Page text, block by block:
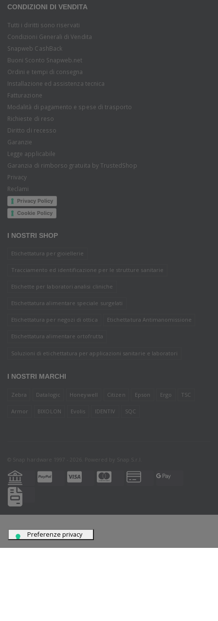
CONDIZIONI DI VENDITA
Tutti i diritti sono riservati
Condizioni Generali di Vendita
Snapweb CashBack
Buoni Sconto Snapweb.net
Ordini e tempi di consegna
Installazione ed assistenza tecnica
Fatturazione
Modalità di pagamento e spese di trasporto
Richieste di reso
Diritto di recesso
Garanzie
Legge applicabile
Garanzia di rimborso gratuita by TrustedShop
Privacy
Reclami
Privacy Policy
Cookie Policy
I NOSTRI SHOP
Etichettatura per gioiellerie
Tracciamento ed identificazione per le strutture sanitarie
Etichette per laboratori analisi cliniche
Etichettatura alimentare speciale surgelati
Etichettatura per negozi di ottica Etichettatura Antimanomissione
Etichettatura alimentare ortofrutta
Soluzioni di etichettatura per applicazioni sanitarie e laboratori
I NOSTRI MARCHI
Zebra Datalogic Honeywell Citizen Epson Ergo TSC
Armor BIXOLON Evolis IDENTIV SQC
© Snap hardware 1997 - 2026. Powered by Snap S.r.l.